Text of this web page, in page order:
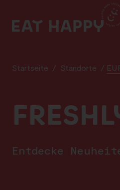
MAIN
Startseite / Standorte /
Entdecke